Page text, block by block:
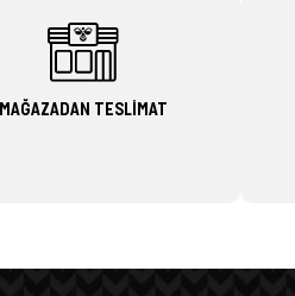
MAĞAZADAN TESLİMAT